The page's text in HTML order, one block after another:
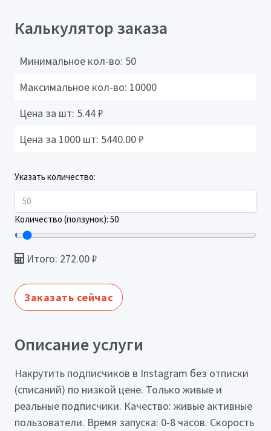
Калькулятор заказа
Минимальное кол-во: 50
Максимальное кол-во: 10000
Цена за шт: 5.44₽
Цена за 1000 шт: 5440.00₽
Указать количество:
Количество (ползунок): 50
Итого: 272.00₽
Заказать сейчас
Описание услуги
Накрутить подписчиков в Instagram без отписки
(списаний) по низкой цене. Только живые и
реальные подписчики. Качество: живые активные
пользователи. Время запуска: 0-8 часов. Скорость